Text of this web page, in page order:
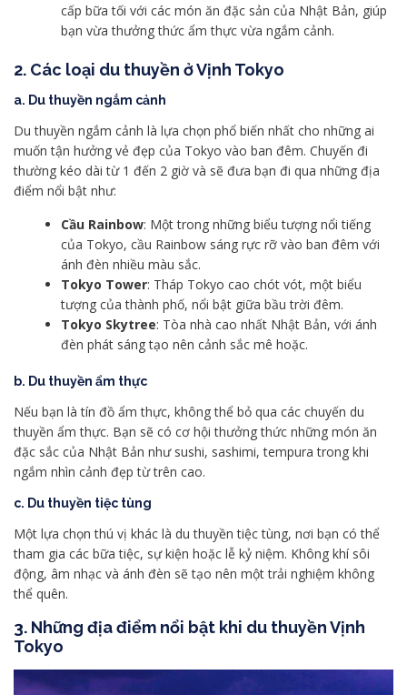
cấp bữa tối với các món ăn đặc sản của Nhật Bản, giúp
bạn vừa thưởng thức ẩm thực vừa ngắm cảnh.
2. Các loại du thuyền ở Vịnh Tokyo
a. Du thuyền ngắm cảnh
Du thuyền ngắm cảnh là lựa chọn phổ biến nhất cho những ai
muốn tận hưởng vẻ đẹp của Tokyo vào ban đêm. Chuyến đi
thường kéo dài từ 1 đến 2 giờ và sẽ đưa bạn đi qua những địa
điểm nổi bật như:
Cầu Rainbow: Một trong những biểu tượng nổi tiếng
của Tokyo, cầu Rainbow sáng rực rỡ vào ban đêm với
ánh đèn nhiều màu sắc.
Tokyo Tower: Tháp Tokyo cao chót vót, một biểu
tượng của thành phố, nổi bật giữa bầu trời đêm.
Tokyo Skytree: Tòa nhà cao nhất Nhật Bản, với ánh
đèn phát sáng tạo nên cảnh sắc mê hoặc.
b. Du thuyền ẩm thực
Nếu bạn là tín đồ ẩm thực, không thể bỏ qua các chuyến du
thuyền ẩm thực. Bạn sẽ có cơ hội thưởng thức những món ăn
đặc sắc của Nhật Bản như sushi, sashimi, tempura trong khi
ngắm nhìn cảnh đẹp từ trên cao.
c. Du thuyền tiệc tùng
Một lựa chọn thú vị khác là du thuyền tiệc tùng, nơi bạn có thể
tham gia các bữa tiệc, sự kiện hoặc lễ kỷ niệm. Không khí sôi
động, âm nhạc và ánh đèn sẽ tạo nên một trải nghiệm không
thể quên.
3. Những địa điểm nổi bật khi du thuyền Vịnh
Tokyo